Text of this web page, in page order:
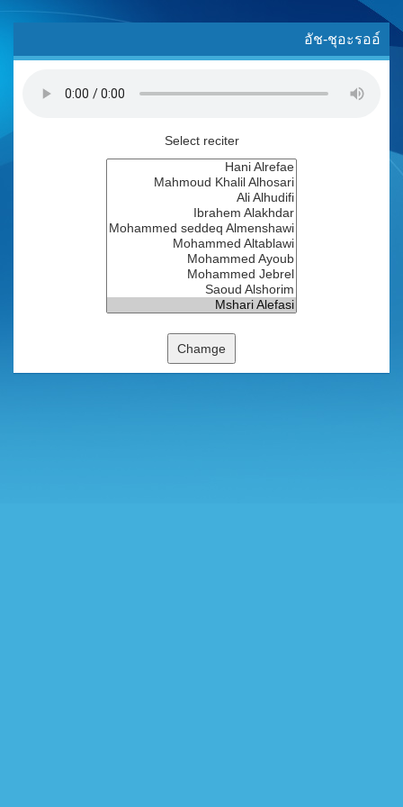
อัช-ชุอะรออ์
Select reciter